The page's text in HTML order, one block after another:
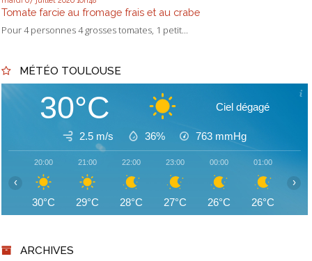
Tomate farcie au fromage frais et au crabe
Pour 4 personnes 4 grosses tomates, 1 petit...
MÉTÉO TOULOUSE
30°C Ciel dégagé
2.5 m/s 36% 763 mmHg
20:00
30°C
21:00
29°C
22:00
28°C
23:00
27°C
00:00
26°C
01:00
26°C
‹ ›
ARCHIVES